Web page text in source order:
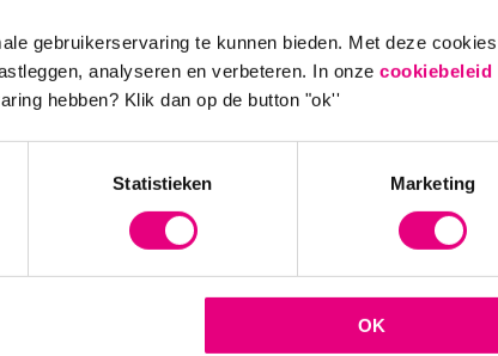
gebruikerservaring te kunnen bieden. Met deze cookies
analyseren en verbeteren. In onze cookiebeleid
hebben? Klik dan op de button "ok''
Statistieken Marketing
OK
het geval.
bekende wet van Moore, die stelt dat de
bedenken hoe het anders kan. Zo zette